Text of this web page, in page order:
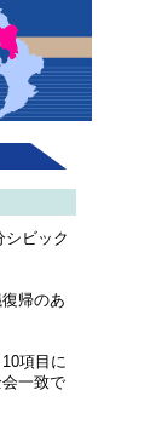
ビック
帰のあ
項目に
一致で